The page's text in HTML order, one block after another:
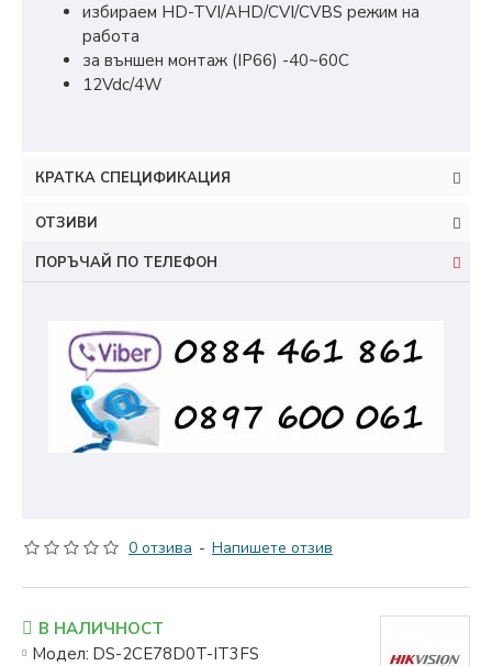
избираем HD-TVI/AHD/CVI/CVBS режим на
работа
за външен монтаж (IP66) -40~60C
12Vdc/4W
КРАТКА СПЕЦИФИКАЦИЯ
ОТЗИВИ
ПОРЪЧАЙ ПО ТЕЛЕФОН
0 отзива - Напишете отзив
В НАЛИЧНОСТ
Модел: DS-2CE78D0T-IT3FS